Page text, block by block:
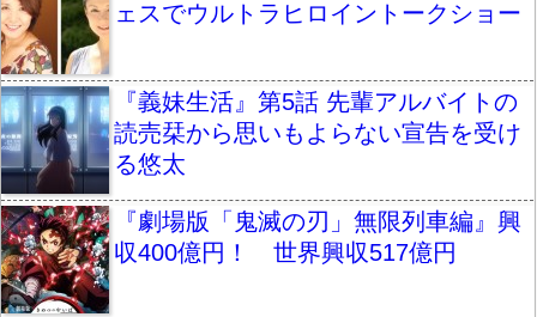
ェスでウルトラヒロイントークショー
『義妹生活』第5話 先輩アルバイトの
読売栞から思いもよらない宣告を受け
る悠太
『劇場版「鬼滅の刃」無限列車編』興
収400億円！ 世界興収517億円